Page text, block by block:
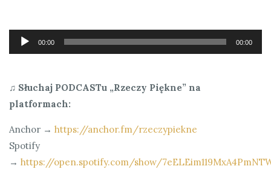
Odtwarzacz
plików
00:00 00:00
♫ Słuchaj PODCASTu „Rzeczy Piękne” na
platformach:
Anchor → https://anchor.fm/rzeczypiekne
Spotify
→ https://open.spotify.com/show/